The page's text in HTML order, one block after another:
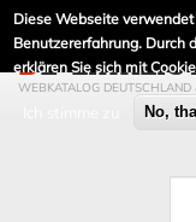
Diese Webseite
Benutzererfahrung. Durch
erklären Sie sich mit
No,
DE-
WEBKATALOG DEUTSCHLAND